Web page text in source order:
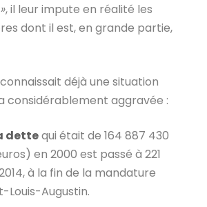
, il leur impute en réalité les
dont il est, en grande partie,
déjà une situation
considérablement aggravée :
dettequi était de 164 887 430
en 2000 est passé à 221
à la fin de la mandature
Louis-Augustin.